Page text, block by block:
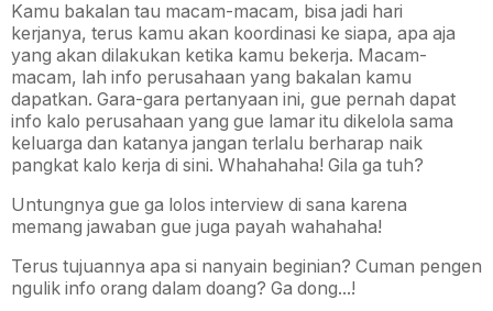
Kamu bakalan tau macam-macam, bisa jadi hari
kerjanya, terus kamu akan koordinasi ke siapa, apa aja
yang akan dilakukan ketika kamu bekerja. Macam-
macam, lah info perusahaan yang bakalan kamu
dapatkan. Gara-gara pertanyaan ini, gue pernah dapat
info kalo perusahaan yang gue lamar itu dikelola sama
keluarga dan katanya jangan terlalu berharap naik
pangkat kalo kerja di sini. Whahahaha! Gila ga tuh?
Untungnya gue ga lolos interview di sana karena
memang jawaban gue juga payah wahahaha!
Terus tujuannya apa si nanyain beginian? Cuman pengen
ngulik info orang dalam doang? Ga dong...!